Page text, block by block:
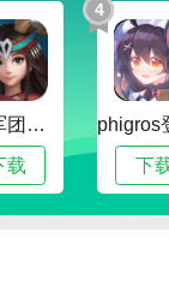
简单功能和新
具吸引力的购
模式所创造的
。
萌萌军团全角色解锁版
载
4
下